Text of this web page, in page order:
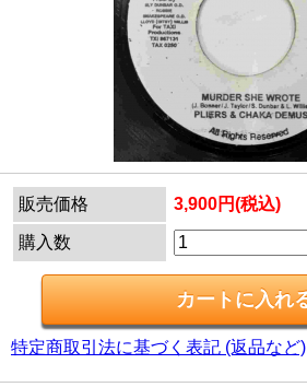
販売価格 3,900円(税込)
購入数
特定商取引法に基づく表記 (返品など)